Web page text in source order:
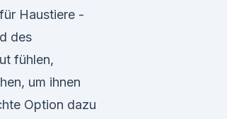
Haustiere -
des
fühlen,
um ihnen
Option dazu